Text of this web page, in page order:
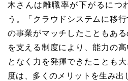
木さんは離職率が下がるにつ
う。「クラウドシステムに移
の事業がマッチしたこともあ
を支える制度により、能力の
となく力を発揮できたことも
度は、多くのメリットを生み出